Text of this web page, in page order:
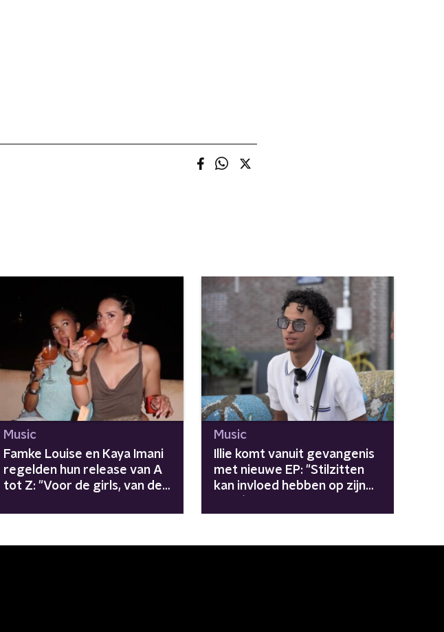
Music
Famke Louise en Kaya Imani
regelden hun release van A
tot Z: "Voor de girls, van de
Music
Illie komt vanuit gevangenis
met nieuwe EP: "Stilzitten
kan invloed hebben op zijn